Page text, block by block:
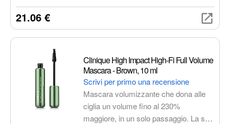
ThermoProtect per un'asciugatura
delicata e Ionic Care per capelli lucidi e
senza effetto crespo. Offre 6
uno styling personalizzato.
21.06 €
Clinique High Impact High-Fi Full Volume
Mascara - Brown, 10 ml
Scrivi per primo una recensione
Mascara volumizzante che dona alle
ciglia un volume fino al 230%
maggiore, in un solo passaggio. La sua